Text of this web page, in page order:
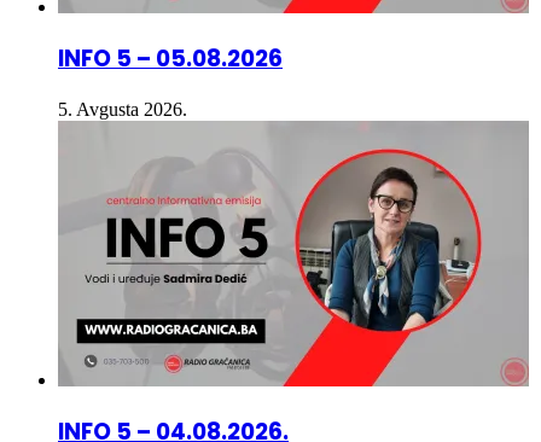
INFO 5 – 05.08.2026
5. Avgusta 2026.
INFO 5 – 04.08.2026.